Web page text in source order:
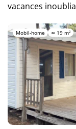
vacances
Mobil-home ≃ 19 m²